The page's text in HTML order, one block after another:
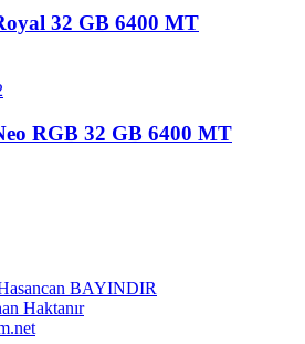
32 GB 6400 MT
RGB 32 GB 6400 MT
BAYINDIR
Haktanır